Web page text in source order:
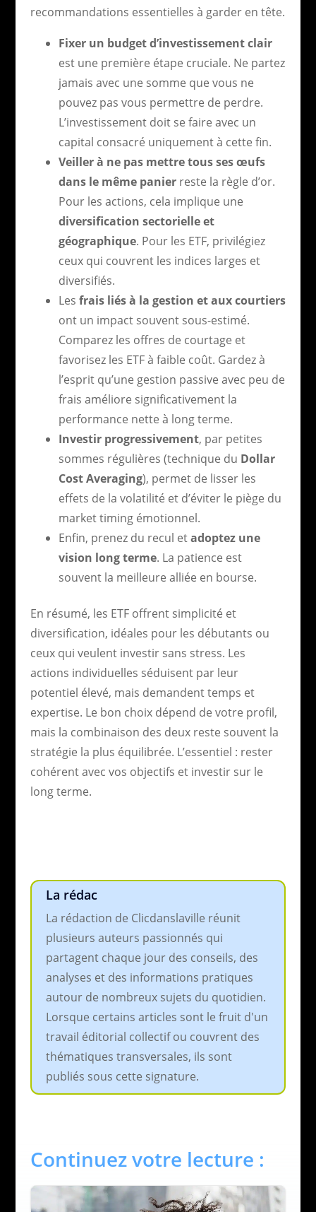
recommandations essentielles à garder en tête.
Fixer un budget d’investissement clair
est une première étape cruciale. Ne partez
jamais avec une somme que vous ne
pouvez pas vous permettre de perdre.
L’investissement doit se faire avec un
capital consacré uniquement à cette fin.
Veiller à ne pas mettre tous ses œufs
dans le même panierreste la règle d’or.
Pour les actions, cela implique une
diversification sectorielle et
géographique. Pour les ETF, privilégiez
ceux qui couvrent les indices larges et
diversifiés.
Les frais liés à la gestion et aux courtiers
ont un impact souvent sous-estimé.
Comparez les offres de courtage et
favorisez les ETF à faible coût. Gardez à
l’esprit qu’une gestion passive avec peu de
frais améliore significativement la
performance nette à long terme.
Investir progressivement, par petites
sommes régulières (technique du Dollar
Cost Averaging), permet de lisser les
effets de la volatilité et d’éviter le piège du
market timing émotionnel.
Enfin, prenez du recul etadoptez une
vision long terme. La patience est
souvent la meilleure alliée en bourse.
En résumé, les ETF offrent simplicité et
diversification, idéales pour les débutants ou
ceux qui veulent investir sans stress. Les
actions individuelles séduisent par leur
potentiel élevé, mais demandent temps et
expertise. Le bon choix dépend de votre profil,
mais la combinaison des deux reste souvent la
stratégie la plus équilibrée. L’essentiel : rester
cohérent avec vos objectifs et investir sur le
long terme.
La rédac
La rédaction de Clicdanslaville réunit
plusieurs auteurs passionnés qui
partagent chaque jour des conseils, des
analyses et des informations pratiques
autour de nombreux sujets du quotidien.
Lorsque certains articles sont le fruit d'un
travail éditorial collectif ou couvrent des
thématiques transversales, ils sont
publiés sous cette signature.
Continuez votre lecture :